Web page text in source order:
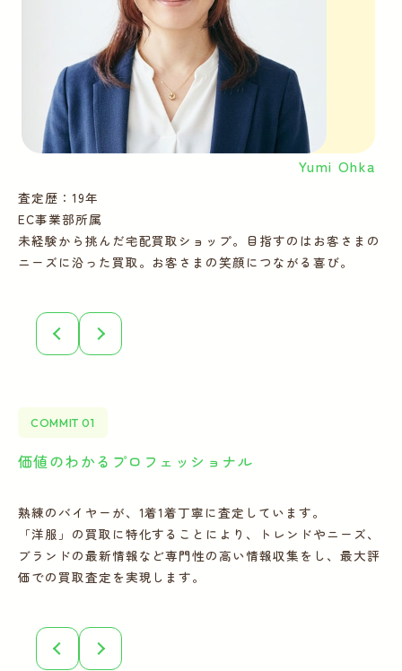
Yumi Ohka
査定歴：19年
EC事業部所属
未経験から挑んだ宅配買取ショップ。目指すのはお客さまの
ニーズに沿った買取。お客さまの笑顔につながる喜び。
COMMIT 01
価値のわかるプロフェッショナル
熟練のバイヤーが、1着1着丁寧に査定しています。
「洋服」の買取に特化することにより、トレンドやニーズ、
ブランドの最新情報など専門性の高い情報収集をし、最大評
価での買取査定を実現します。